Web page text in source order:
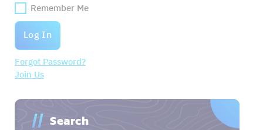
Remember Me
Forgot Password?
Join Us
Search